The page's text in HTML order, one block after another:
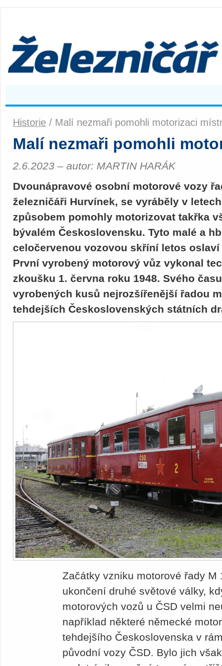
Historie / Malí nezmaři pomohli motorizaci
Malí nezmaři pomohli
2.6.2023 – autor: MARTIN HARÁK
Dvounápravové osobní motorové vozy
železničáři Hurvínek, se vyráběly v
způsobem pomohly motorizovat takřka
bývalém Československu. Tyto malé a
celočervenou vozovou skříní letos
První vyrobený motorový vůz vykonal
zkoušku 1. června roku 1948. Svého
vyrobených kusů nejrozšířenější řadou
tehdejších Československých státních
Začátky vzniku motorové řady
ukončení druhé světové války,
motorových vozů u ČSD velmi
například některé německé
tehdejšího Československa v
původní vozy ČSD. Bylo jich